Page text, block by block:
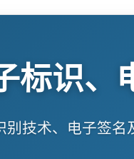
标识、
技术、电子签名